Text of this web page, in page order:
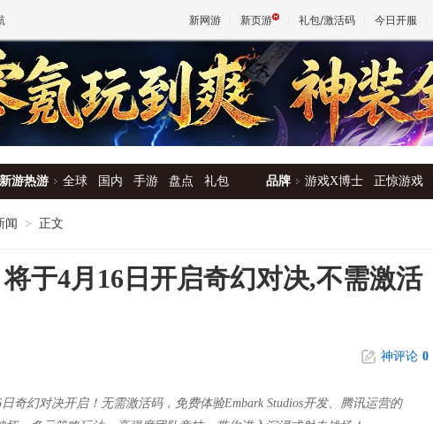
新网游 新页游 礼包/激活码 今日开服
新游热游 全球 国内 手游 盘点 礼包 品牌 游戏X博士 正惊游戏
闻 > 正文
将于4月16日开启奇幻对决,不需激活
神评论 0
日奇幻对决开启！无需激活码，免费体验Embark Studios开发、腾讯运营的